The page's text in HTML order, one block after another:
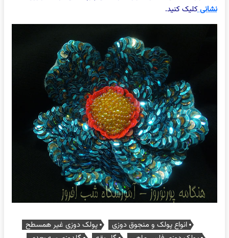
نشانیکلیک کنید.
انواع پولک و منجوق دوزی
پولک دوزی غیر همسطح